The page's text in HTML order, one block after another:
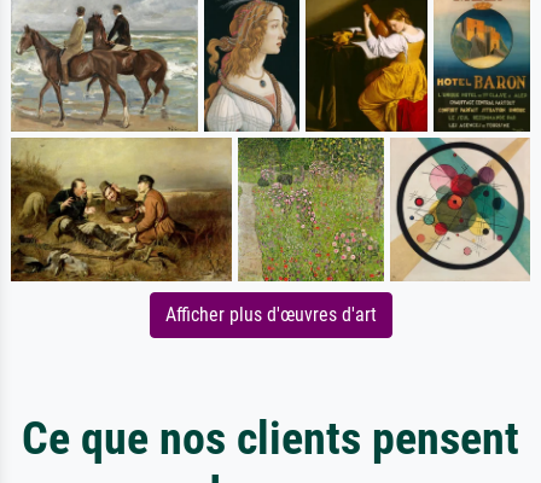
Afficher plus d'œuvres d'art
Ce que nos clients pensent